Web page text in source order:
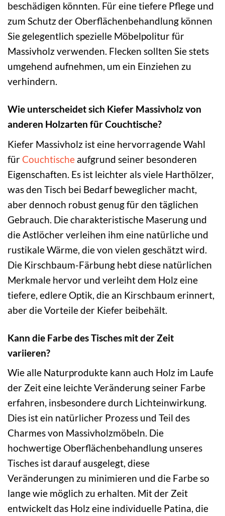
beschädigen könnten. Für eine tiefere Pflege und
zum Schutz der Oberflächenbehandlung können
Sie gelegentlich spezielle Möbelpolitur für
Massivholz verwenden. Flecken sollten Sie stets
umgehend aufnehmen, um ein Einziehen zu
verhindern.
Wie unterscheidet sich Kiefer Massivholz von
anderen Holzarten für Couchtische?
Kiefer Massivholz ist eine hervorragende Wahl
für Couchtische aufgrund seiner besonderen
Eigenschaften. Es ist leichter als viele Harthölzer,
was den Tisch bei Bedarf beweglicher macht,
aber dennoch robust genug für den täglichen
Gebrauch. Die charakteristische Maserung und
die Astlöcher verleihen ihm eine natürliche und
rustikale Wärme, die von vielen geschätzt wird.
Die Kirschbaum-Färbung hebt diese natürlichen
Merkmale hervor und verleiht dem Holz eine
tiefere, edlere Optik, die an Kirschbaum erinnert,
aber die Vorteile der Kiefer beibehält.
Kann die Farbe des Tisches mit der Zeit
variieren?
Wie alle Naturprodukte kann auch Holz im Laufe
der Zeit eine leichte Veränderung seiner Farbe
erfahren, insbesondere durch Lichteinwirkung.
Dies ist ein natürlicher Prozess und Teil des
Charmes von Massivholzmöbeln. Die
hochwertige Oberflächenbehandlung unseres
Tisches ist darauf ausgelegt, diese
Veränderungen zu minimieren und die Farbe so
lange wie möglich zu erhalten. Mit der Zeit
entwickelt das Holz eine individuelle Patina, die